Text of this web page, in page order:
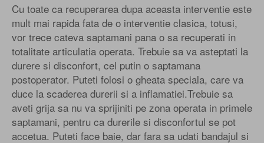
Cu toate ca recuperarea dupa aceasta interventie este
mult mai rapida fata de o interventie clasica, totusi,
vor trece cateva saptamani pana o sa recuperati in
totalitate articulatia operata. Trebuie sa va asteptati la
durere si disconfort, cel putin o saptamana
postoperator. Puteti folosi o gheata speciala, care va
duce la scaderea durerii si a inflamatiei.Trebuie sa
aveti grija sa nu va sprijiniti pe zona operata in primele
saptamani, pentru ca durerile si disconfortul se pot
accetua. Puteti face baie, dar fara sa udati bandajul si